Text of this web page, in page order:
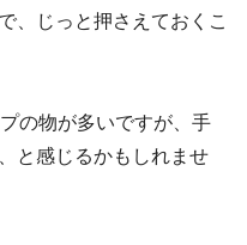
、じっと押さえておくこ
の物が多いですが、手
と感じるかもしれませ